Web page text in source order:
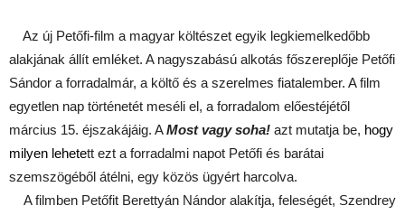
Az új Petőfi-film a magyar költészet egyik legkiemelkedőbb
alakjának állít emléket. A nagyszabású alkotás főszereplője Petőfi
Sándor a forradalmár, a költő és a szerelmes fiatalember. A film
egyetlen nap történetét meséli el, a forradalom előestéjétől
március 15. éjszakájáig. AMost vagy soha! azt mutatja be, hogy
milyen lehetett ezt a forradalmi napot Petőfi és barátai
szemszögéből átélni, egy közös ügyért harcolva.
A filmben Petőfit Berettyán Nándor alakítja, feleségét, Szendrey